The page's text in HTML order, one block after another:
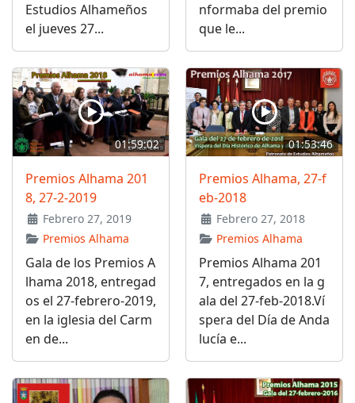
Estudios Alhameños
el jueves 27...
nformaba del premio
que le...
01:59:02
Premios Alhama 201
8, 27-2-2019
Febrero 27, 2019
Premios Alhama
Gala de los Premios A
lhama 2018, entregad
os el 27-febrero-2019,
en la iglesia del Carm
en de...
01:53:46
Premios Alhama, 27-f
eb-2018
Febrero 27, 2018
Premios Alhama
Premios Alhama 201
7, entregados en la g
ala del 27-feb-2018.Ví
spera del Día de Anda
lucía e...